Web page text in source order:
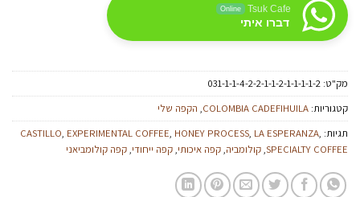
Tsuk Cafe
Online
דברו איתי
מק"ט: 031-1-1-4-2-2-1-1-2-1-1-1-1-2
קטגוריות: COLOMBIA CADEFIHUILA
, הקפה שלי
תגיות:
CASTILLO, EXPERIMENTAL COFFEE, HONEY PROCESS, LA ESPERANZA,
SPECIALTY COFFEE
,קולומביה,קפה איכותי,קפה ייחודי,קפה קולומביאני